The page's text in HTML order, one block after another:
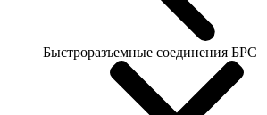
Быстроразъемные соединения БРС